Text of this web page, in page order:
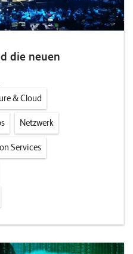
die neuen
& Cloud
Netzwerk
Services